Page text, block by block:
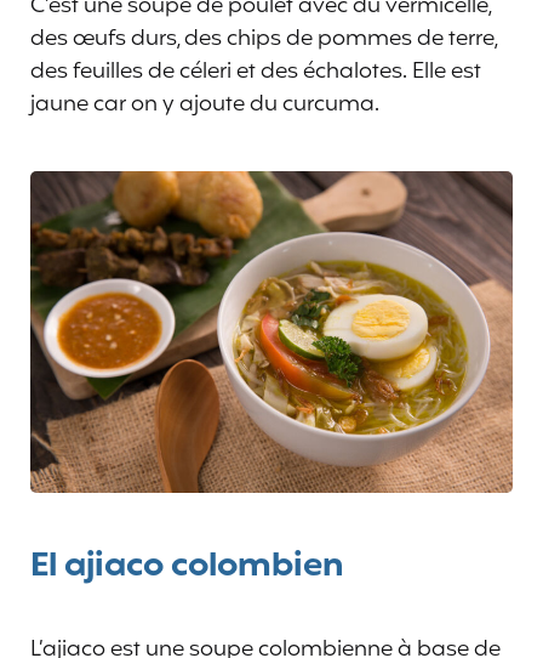
des œufs durs, des chips de pommes de terre,
des feuilles de céleri et des échalotes. Elle est
jaune car on y ajoute du curcuma.
El ajiaco colombien
L’ajiaco est une soupe colombienne à base de